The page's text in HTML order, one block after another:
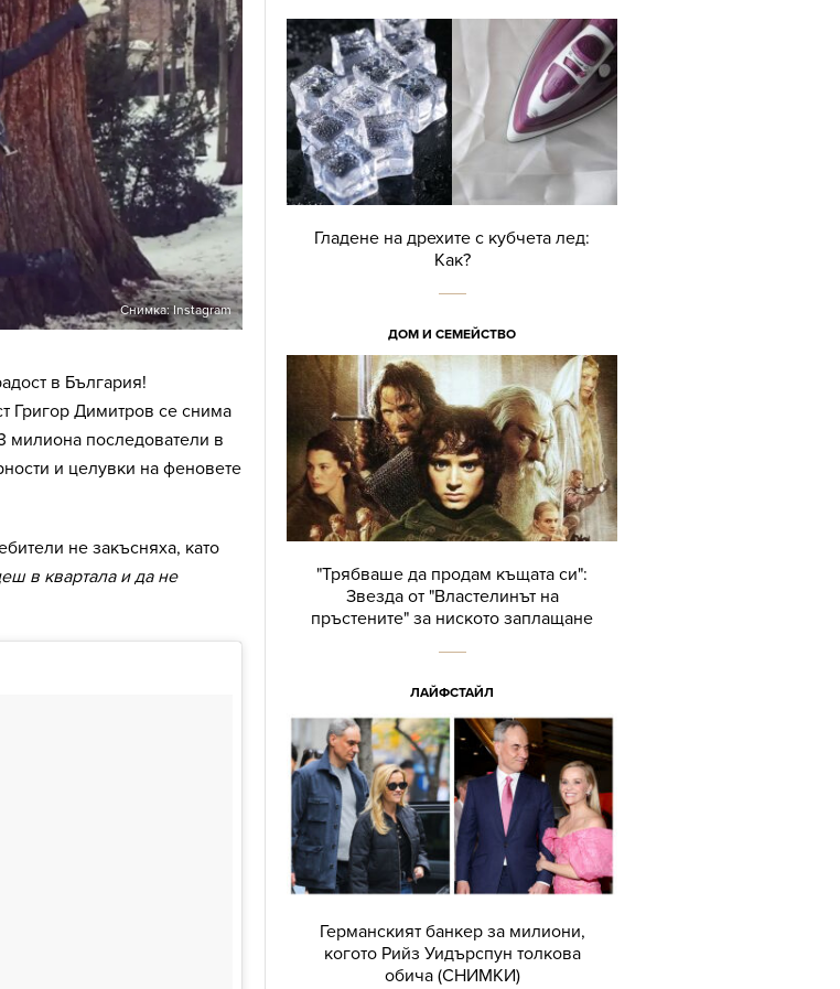
Снимка: Instagram
в България!
Григор Димитров се снима
милиона последователи в
и целувки на феновете
не закъсняха, като
в квартала и да не
Гладене на дрехите с кубчета лед:
Как?
ДОМ И СЕМЕЙСТВО
"Трябваше да продам къщата си":
Звезда от "Властелинът на
пръстените" за ниското заплащане
ЛАЙФСТАЙЛ
Германският банкер за милиони,
когото Рийз Уидърспун толкова
обича (СНИМКИ)